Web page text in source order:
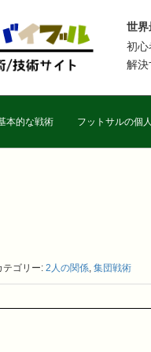
世界
初心
解決
本的な戦術 フットサルの個
テゴリー: 2人の関係, 集団戦術